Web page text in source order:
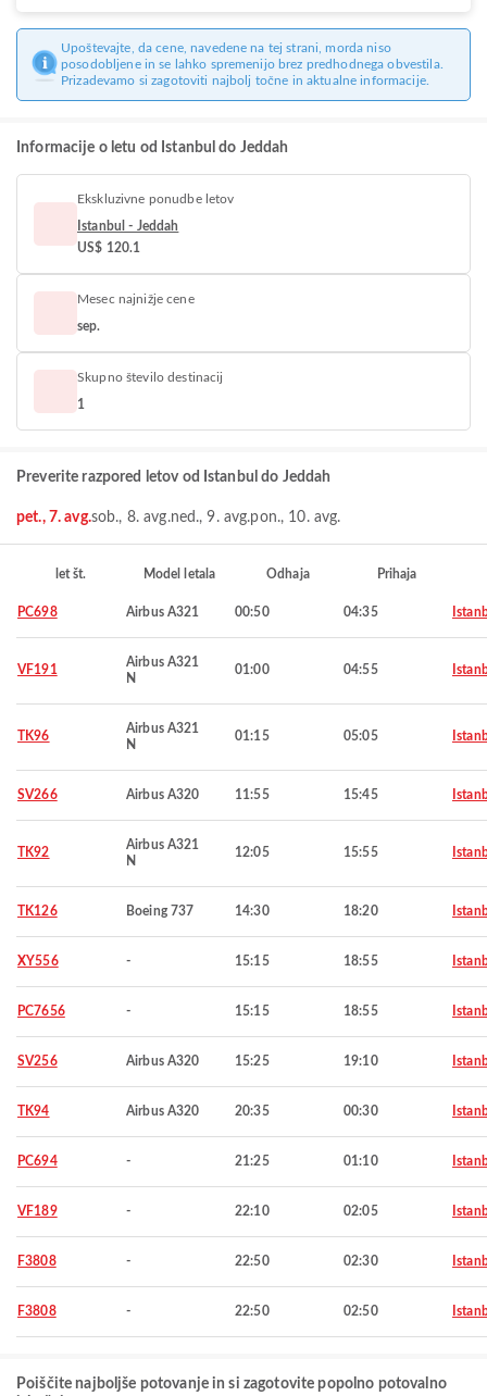
Upoštevajte, da cene, navedene na tej strani, morda niso
posodobljene in se lahko spremenijo brez predhodnega obvestila.
Prizadevamo si zagotoviti najbolj točne in aktualne informacije.
Informacije o letu od Istanbul do Jeddah
Ekskluzivne ponudbe letov
Istanbul - Jeddah
US$ 120.1
Mesec najnižje cene
sep.
Skupno število destinacij
1
Preverite razpored letov od Istanbul do Jeddah
pet., 7. avg.sob., 8. avg.ned., 9. avg.pon., 10. avg.
let št. Model letala Odhaja Prihaja
PC698 Airbus A321 00:50 04:35
VF191
Airbus A321
N
01:00 04:55
TK96
Airbus A321
N
01:15 05:05
SV266 Airbus A320 11:55 15:45
TK92
Airbus A321
N
12:05 15:55
TK126 Boeing 737 14:30 18:20
XY556 - 15:15 18:55
PC7656 - 15:15 18:55
SV256 Airbus A320 15:25 19:10
TK94 Airbus A320 20:35 00:30
PC694 - 21:25 01:10
VF189 - 22:10 02:05
F3808 - 22:50 02:30
F3808 - 22:50 02:50
Poiščite najboljše potovanje in si zagotovite popolno potovalno